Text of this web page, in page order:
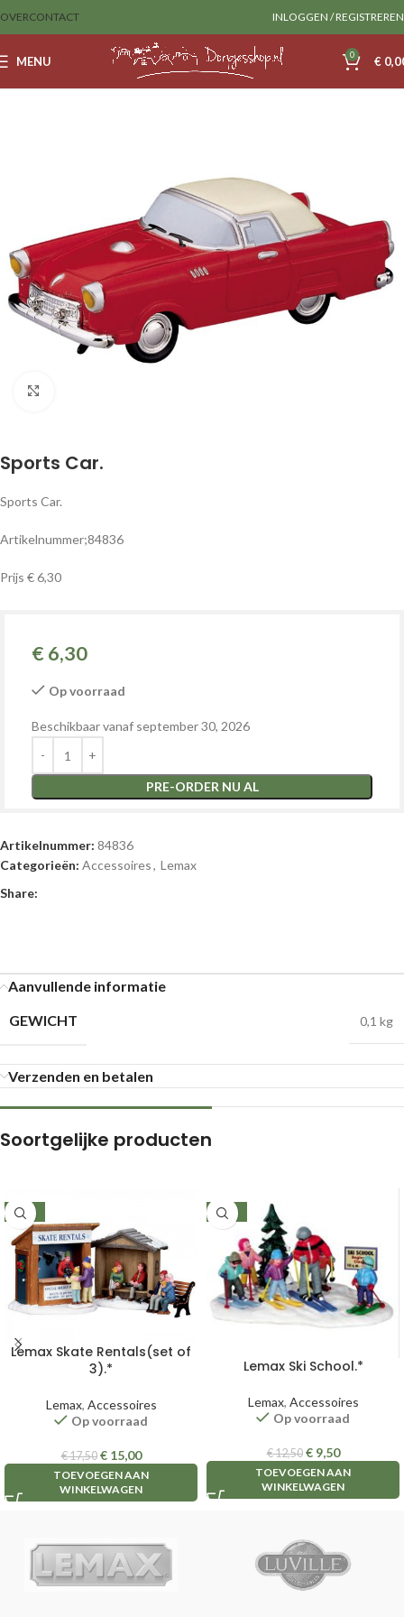
OVERCONTACT INLOGGEN / REGISTREREN
MENU 0 €
Accessoires
Sports Car.
Sports Car.
Artikelnummer;84836
Prijs € 6,30
€ 6,30
Op voorraad
Beschikbaar vanaf september 30, 2026
PRE-ORDER NU AL
Artikelnummer: 84836
Categorieën: Accessoires, Lemax
Share:
Aanvullende informatie
GEWICHT
0,1 kg
Verzenden en betalen
Soortgelijke producten
-14%
Lemax Skate Rentals(set of
3).*
Lemax, Accessoires
Op voorraad
€17,50 €15,00
TOEVOEGEN AAN
WINKELWAGEN
-24%
Lemax Ski School.*
Lemax, Accessoires
Op voorraad
€12,50 €9,50
TOEVOEGEN AAN
WINKELWAGEN